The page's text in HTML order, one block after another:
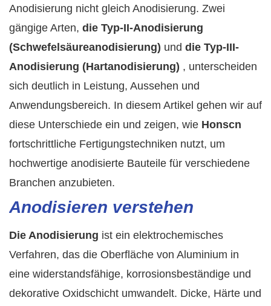
Anodisierung nicht gleich Anodisierung. Zwei
gängige Arten, die Typ-II-Anodisierung
(Schwefelsäureanodisierung) und die Typ-III-
Anodisierung (Hartanodisierung) , unterscheiden
sich deutlich in Leistung, Aussehen und
Anwendungsbereich. In diesem Artikel gehen wir auf
diese Unterschiede ein und zeigen, wie Honscn
fortschrittliche Fertigungstechniken nutzt, um
hochwertige anodisierte Bauteile für verschiedene
Branchen anzubieten.
Anodisieren verstehen
Die Anodisierung ist ein elektrochemisches
Verfahren, das die Oberfläche von Aluminium in
eine widerstandsfähige, korrosionsbeständige und
dekorative Oxidschicht umwandelt. Dicke, Härte und